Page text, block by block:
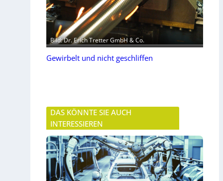
Bild: Dr. Erich Tretter GmbH & Co.
Gewirbelt und nicht geschliffen
DAS KÖNNTE SIE AUCH
INTERESSIEREN